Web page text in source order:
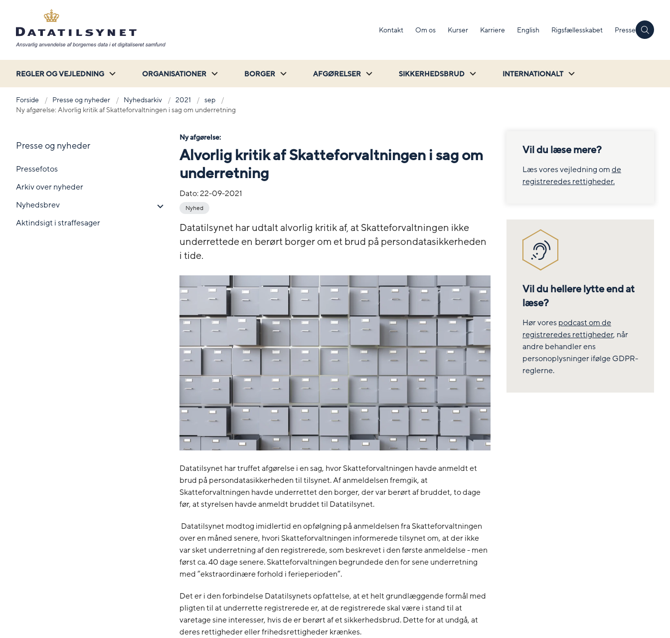
Kontakt Om os Kurser Karriere English Rigsfællesskabet Presse
REGLER OG VEJLEDNING ORGANISATIONER BORGER AFGØRELSER SIKKERHEDSBRUD INTERNATIONALT
Forside Presse og nyheder Nyhedsarkiv 2021
sep
Ny afgørelse: Alvorlig kritik af Skatteforvaltningen i sag om underretning
Presse og nyheder
Pressefotos
Arkiv over nyheder
Nyhedsbrev
Aktindsigt i straffesager
Ny afgørelse:
Alvorlig kritik af Skatteforvaltningen i sag om
underretning
Dato:22-09-2021
Nyhed
Datatilsynet har udtalt alvorlig kritik af, at Skatteforvaltningen ikke
underrettede en berørt borger om et brud på persondatasikkerheden
i tide.
Datatilsynet har truffet afgørelse i en sag, hvor Skatteforvaltningen havde anmeldt et
brud på persondatasikkerheden til tilsynet. Af anmeldelsen fremgik, at
Skatteforvaltningen havde underrettet den borger, der var berørt af bruddet, to dage
før, at styrelsen havde anmeldt bruddet til Datatilsynet.
Datatilsynet modtog imidlertid en opfølgning på anmeldelsen fra Skatteforvaltningen
over en måned senere, hvori Skatteforvaltningen informerede tilsynet om, at der ikke
var sket underretning af den registrerede, som beskrevet i den første anmeldelse - men
først ca. 40 dage senere. Skatteforvaltningen begrundede den for sene underretning
med ”ekstraordinære forhold i ferieperioden”.
Det er i den forbindelse Datatilsynets opfattelse, at et helt grundlæggende formål med
pligten til at underrette registrerede er, at de registrerede skal være i stand til at
varetage sine interesser, hvis de er berørt af et sikkerhedsbrud. Dette for at undgå, at
deres rettigheder eller frihedsrettigheder krænkes.
Vil du læse mere?
Læs vores vejledning omde
registreredes rettigheder.
Vil du hellere lytte end at
læse?
Hør vorespodcast om de
registreredes rettigheder, når
andre behandler ens
personoplysninger ifølge GDPR-
reglerne.